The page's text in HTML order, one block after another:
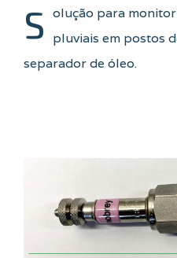
S olução para
pluviais em postos
separador de óleo.